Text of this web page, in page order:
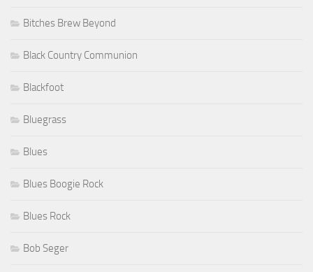
Bitches Brew Beyond
Black Country Communion
Blackfoot
Bluegrass
Blues
Blues Boogie Rock
Blues Rock
Bob Seger